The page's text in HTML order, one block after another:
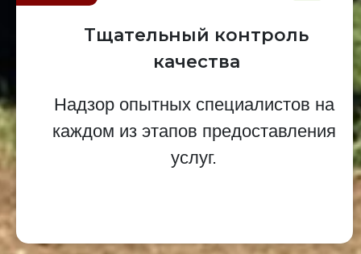
Тщательный контроль
качества
Надзор опытных специалистов на
каждом из этапов предоставления
услуг.